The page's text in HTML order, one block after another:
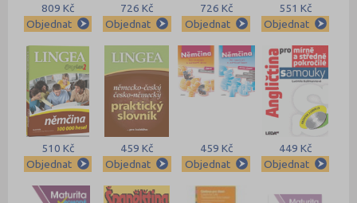
809 Kč
Objednat
726 Kč
Objednat
726 Kč
Objednat
551 Kč
Objednat
510 Kč
Objednat
459 Kč
Objednat
459 Kč
Objednat
449 Kč
Objednat